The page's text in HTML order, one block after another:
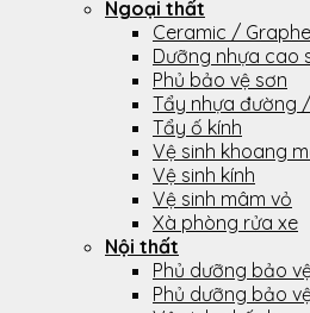
Ngoại thất
Ceramic /
Dưỡng nhựa cao
Phủ bảo vệ sơn
Tẩy nhựa đường
Tẩy ố kính
Vệ sinh khoang
Vệ sinh kính
Vệ sinh mâm vỏ
Xà phòng rửa xe
Nội thất
Phủ dưỡng bảo
Phủ dưỡng bảo